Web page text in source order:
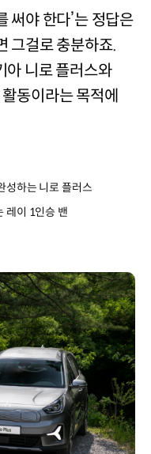
써야 한다’는 정답은
그걸로 충분하죠.
아 니로 플러스와
동이라는 목적에
성하는 니로 플러스
레이 1인승 밴